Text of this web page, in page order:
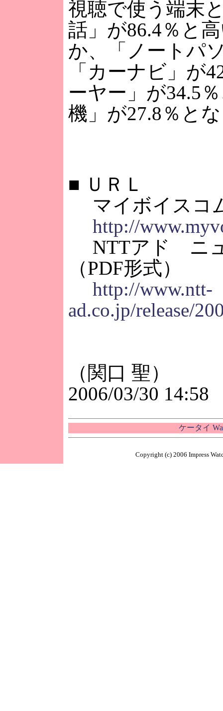
視聴で使う端末
話」が86.4％と
か、「ノートパ
「カーナビ」が
ーヤー」が34.5
機」が27.8％と
■ ＵＲＬ
マイボイスコ
http://
NTTアド ニュ
（PDF形式）
http://www.ntt-
ad.co.jp/release/
（関口 聖）
2006/03/30 14:58
ケータイ
Copyright (c) 2006 Impress